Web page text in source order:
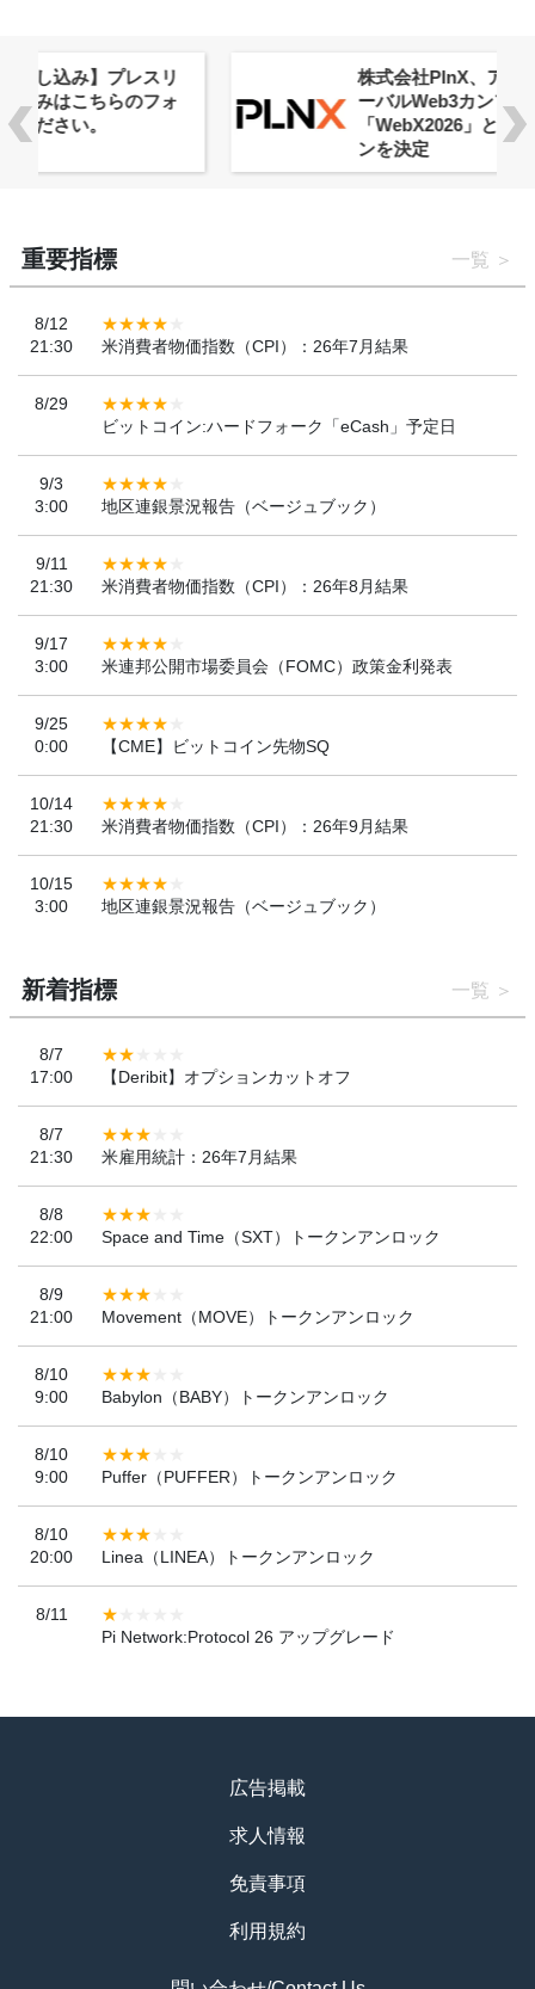
株式会社PlnX、アジア最大級のグロ
ーバルWeb3カンファレンス
「WebX2026」とのコラボレーショ
重要指標 一覧
8/12
21:30
米消費者物価指数（CPI）：26年7月結果
8/29
ビットコイン:ハードフォーク「eCash」予定日
9/3
3:00
地区連銀景況報告（ベージュブック）
9/11
21:30
米消費者物価指数（CPI）：26年8月結果
9/17
3:00
米連邦公開市場委員会（FOMC）政策金利発表
9/25
0:00
【CME】ビットコイン先物SQ
10/14
21:30
米消費者物価指数（CPI）：26年9月結果
10/15
3:00
地区連銀景況報告（ベージュブック）
新着指標 一覧
8/7
17:00
【Deribit】オプションカットオフ
8/7
21:30
米雇用統計：26年7月結果
8/8
22:00
Space and Time（SXT）トークンアンロック
8/9
21:00
Movement（MOVE）トークンアンロック
8/10
9:00
Babylon（BABY）トークンアンロック
8/10
9:00
Puffer（PUFFER）トークンアンロック
8/10
20:00
Linea（LINEA）トークンアンロック
8/11
Pi Network:Protocol 26 アップグレード
広告掲載
求人情報
免責事項
利用規約